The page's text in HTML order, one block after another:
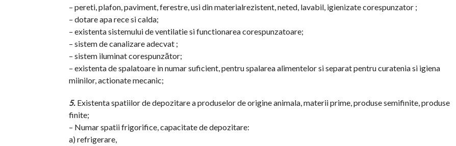
– pereti, plafon, paviment, ferestre, usi din materialrezistent, neted, lavabil, igienizate corespunzator ;
– dotare apa rece si calda;
– existenta sistemului de ventilatie si functionarea corespunzatoare;
– sistem de canalizare adecvat ;
– sistem iluminat corespunzător;
– existenta de spalatoare in numar suficient, pentru spalarea alimentelor si separat pentru curatenia si igiena
miinilor, actionate mecanic;
5.Existenta spatiilor de depozitare a produselor de origine animala, materii prime, produse semifinite, produse
finite;
– Numar spatii frigorifice, capacitate de depozitare:
a) refrigerare,